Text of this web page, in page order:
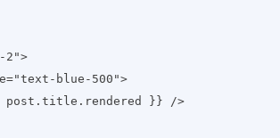
2">
blue-500">
post.title.rendered }} />